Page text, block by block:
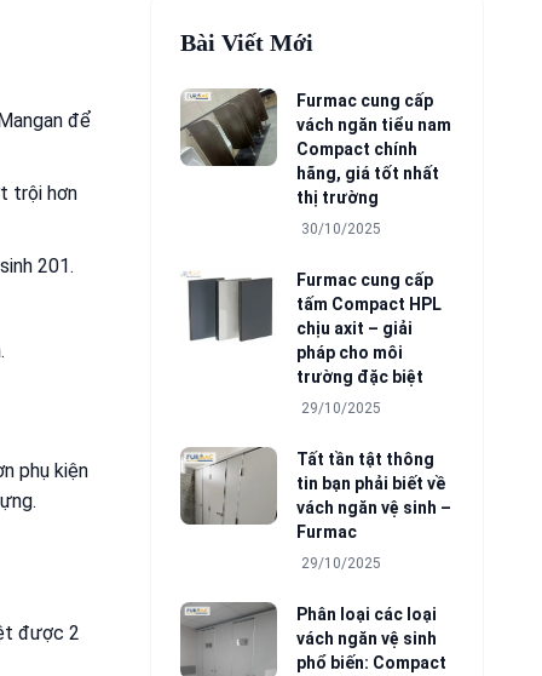
để
trội hơn
201.
phụ kiện
được 2
Bài Viết Mới
Furmac cung cấp
vách ngăn tiểu nam
Compact chính
hãng, giá tốt nhất
thị trường
30/10/2025
Furmac cung cấp
tấm Compact HPL
chịu axit – giải
pháp cho môi
trường đặc biệt
29/10/2025
Tất tần tật thông
tin bạn phải biết về
vách ngăn vệ sinh –
Furmac
29/10/2025
Phân loại các loại
vách ngăn vệ sinh
phổ biến: Compact